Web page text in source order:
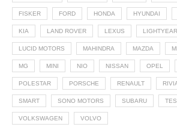
FISKER FORD HONDA HYUNDAI
KIA LAND ROVER LEXUS LIGHTYEAR
LUCID MOTORS MAHINDRA MAZDA
MG MINI NIO NISSAN OPEL
POLESTAR PORSCHE RENAULT
SMART SONO MOTORS SUBARU
VOLKSWAGEN VOLVO